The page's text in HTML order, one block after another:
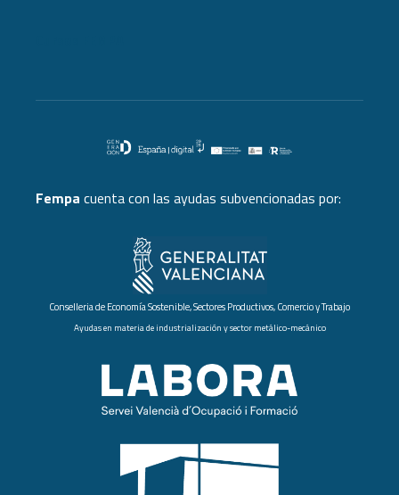
Fempa cuenta con las ayudas subvencionadas por:
Conselleria de Economía Sostenible, Sectores Productivos, Comercio y Trabajo
Ayudas en materia de industrialización y sector metálico-mecánico